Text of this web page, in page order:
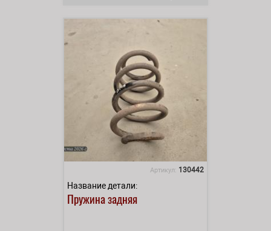
Артикул: 130442
Название детали:
Пружина задняя